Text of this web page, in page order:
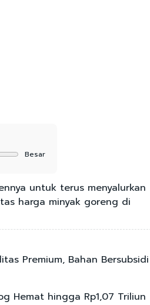
Besar
untuk terus menyalurkan
harga minyak goreng di
Premium, Bahan Bersubsidi
Hemat hingga Rp1,07 Triliun